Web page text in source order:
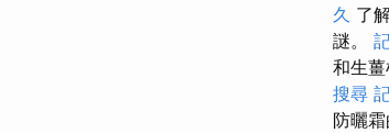
久 了
謎。
和生薑
搜尋
防曬